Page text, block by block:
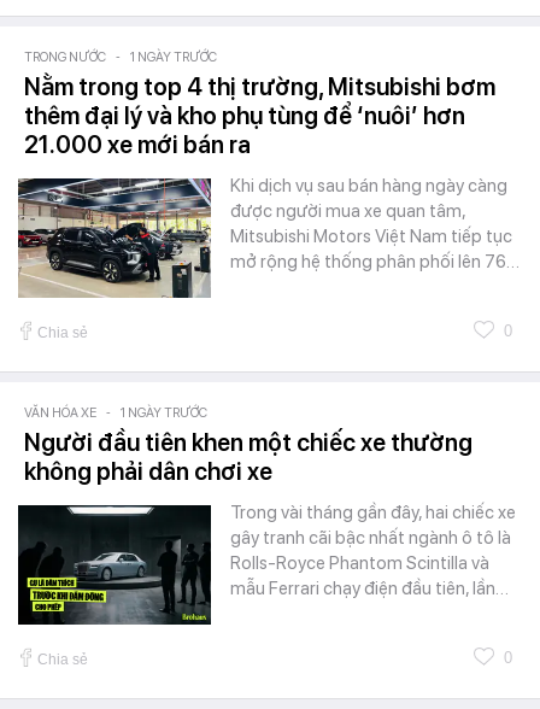
TRONG NƯỚC - 1 NGÀY TRƯỚC
Nằm trong top 4 thị trường, Mitsubishi bơm
thêm đại lý và kho phụ tùng để ‘nuôi’ hơn
21.000 xe mới bán ra
Khi dịch vụ sau bán hàng ngày càng
được người mua xe quan tâm,
Mitsubishi Motors Việt Nam tiếp tục
mở rộng hệ thống phân phối lên 76…
Chia sẻ 0
VĂN HÓA XE - 1 NGÀY TRƯỚC
Người đầu tiên khen một chiếc xe thường
không phải dân chơi xe
Trong vài tháng gần đây, hai chiếc xe
gây tranh cãi bậc nhất ngành ô tô là
Rolls-Royce Phantom Scintilla và
mẫu Ferrari chạy điện đầu tiên, lần…
Chia sẻ 0